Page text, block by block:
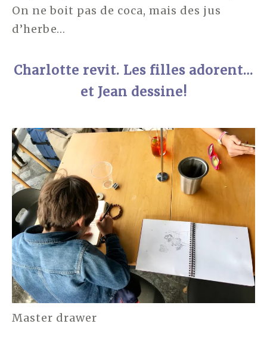
On ne boit pas de coca, mais des jus
d’herbe…
Charlotte revit. Les filles adorent…
et Jean dessine!
Master drawer